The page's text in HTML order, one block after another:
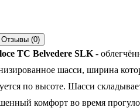
Отзывы (0)
TC Belvedere SLK -
шасси, ширина
по высоте. Шасси
комфорт во время